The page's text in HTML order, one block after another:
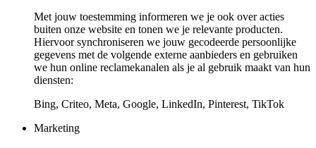
Met jouw toestemming informeren we je ook over acties
buiten onze website en tonen we je relevante producten.
Hiervoor synchroniseren we jouw gecodeerde persoonlijke
gegevens met de volgende externe aanbieders en gebruiken
we hun online reclamekanalen als je al gebruik maakt van hun
diensten:
Bing, Criteo, Meta, Google, LinkedIn, Pinterest, TikTok
Marketing